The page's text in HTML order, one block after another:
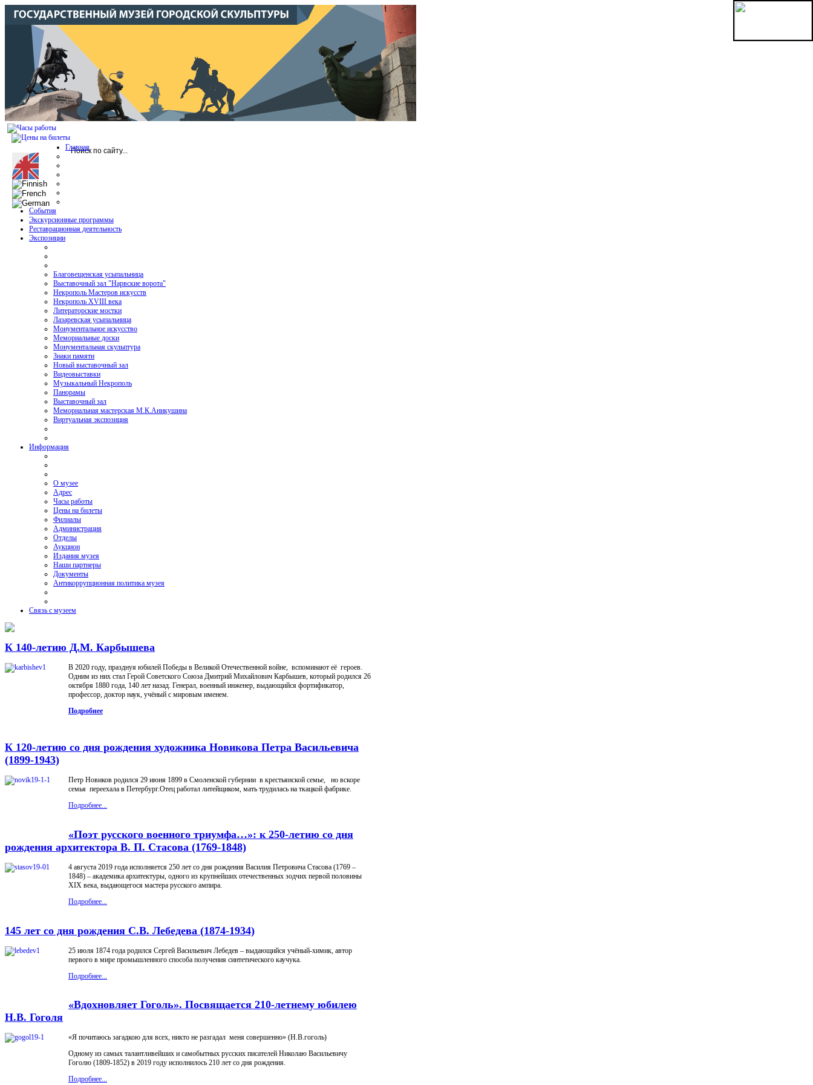
Главная
События
Экскурсионные программы
Реставрационная деятельность
Экспозиции
Благовещенская усыпальница
Выставочный зал "Нарвские ворота"
Некрополь Мастеров искусств
Некрополь XVIII века
Литераторские мостки
Лазаревская усыпальница
Монументальное искусство
Мемориальные доски
Монументальная скульптура
Знаки памяти
Новый выставочный зал
Видеовыставки
Музыкальный Некрополь
Панорамы
Выставочный зал
Мемориальная мастерская М.К.Аникушина
Виртуальная экспозиция
Информация
О музее
Адрес
Часы работы
Цены на билеты
Филиалы
Администрация
Отделы
Аукцион
Издания музея
Наши партнеры
Документы
Антикоррупционная политика музея
Связь с музеем
К 140-летию Д.М. Карбышева
В 2020 году, празднуя юбилей Победы в Великой Отечественной войне, вспоминают её героев.
Одним из них стал Герой Советского Союза Дмитрий Михайлович Карбышев, который родился 26
октября 1880 года, 140 лет назад. Генерал, военный инженер, выдающийся фортификатор,
профессор, доктор наук, учёный с мировым именем.
Подробнее
К 120-летию со дня рождения художника Новикова Петра Васильевича
(1899-1943)
Петр Новиков родился 29 июня 1899 в Смоленской губернии в крестьянской семье, но вскоре
семья переехала в Петербург.Отец работал литейщиком, мать трудилась на ткацкой фабрике.
Подробнее...
«Поэт русского военного триумфа…»: к 250-летию со дня
рождения архитектора В. П. Стасова (1769-1848)
4 августа 2019 года исполняется 250 лет со дня рождения Василия Петровича Стасова (1769 –
1848) – академика архитектуры, одного из крупнейших отечественных зодчих первой половины
XIX века, выдающегося мастера русского ампира.
Подробнее...
145 лет со дня рождения С.В. Лебедева (1874-1934)
25 июля 1874 года родился Сергей Васильевич Лебедев – выдающийся учёный-химик, автор
первого в мире промышленного способа получения синтетического каучука.
Подробнее...
«Вдохновляет Гоголь». Посвящается 210-летнему юбилею
Н.В. Гоголя
«Я почитаюсь загадкою для всех, никто не разгадал меня совершенно» (Н.В.гоголь)
Одному из самых талантливейших и самобытных русских писателей Николаю Васильевичу
Гоголю (1809-1852) в 2019 году исполнилось 210 лет со дня рождения.
Подробнее...